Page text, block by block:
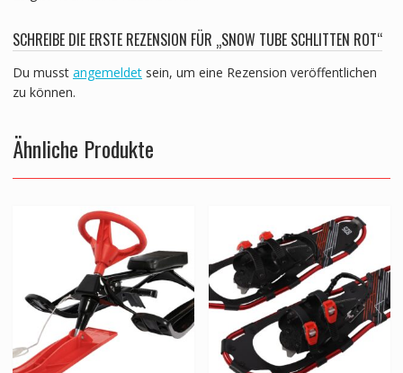
SCHREIBE DIE ERSTE REZENSION FÜR „SNOW TUBE SCHLITTEN ROT“
Du musst angemeldetsein, um eine Rezension veröffentlichen
zu können.
Ähnliche Produkte